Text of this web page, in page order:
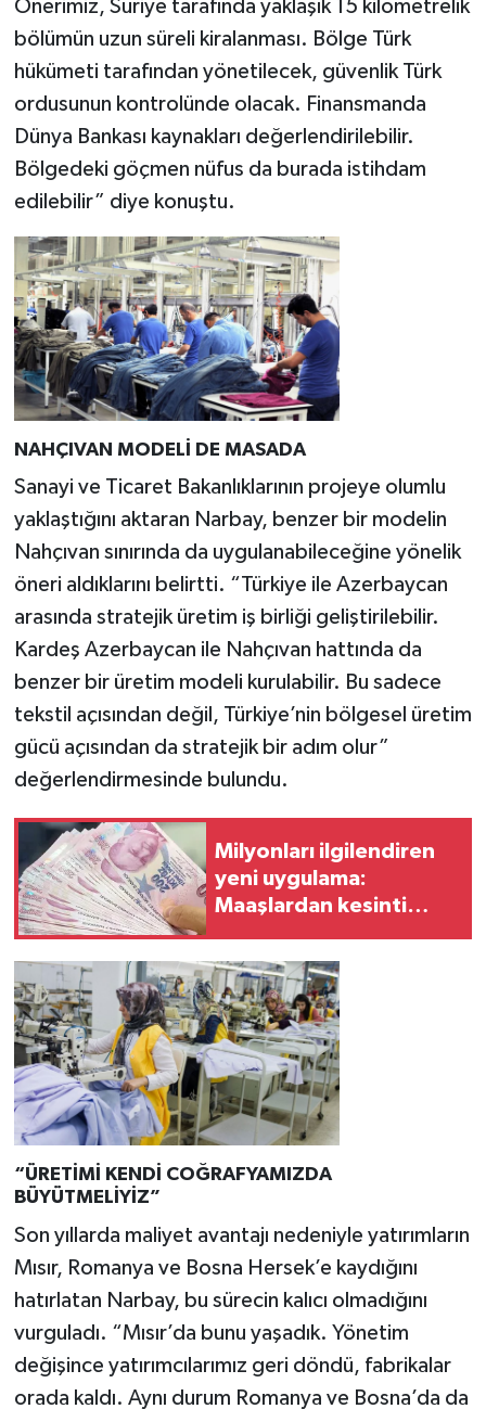
Önerimiz, Suriye tarafında yaklaşık 15 kilometrelik
bölümün uzun süreli kiralanması. Bölge Türk
hükümeti tarafından yönetilecek, güvenlik Türk
ordusunun kontrolünde olacak. Finansmanda
Dünya Bankası kaynakları değerlendirilebilir.
Bölgedeki göçmen nüfus da burada istihdam
edilebilir” diye konuştu.
NAHÇIVAN MODELİ DE MASADA
Sanayi ve Ticaret Bakanlıklarının projeye olumlu
yaklaştığını aktaran Narbay, benzer bir modelin
Nahçıvan sınırında da uygulanabileceğine yönelik
öneri aldıklarını belirtti. “Türkiye ile Azerbaycan
arasında stratejik üretim iş birliği geliştirilebilir.
Kardeş Azerbaycan ile Nahçıvan hattında da
benzer bir üretim modeli kurulabilir. Bu sadece
tekstil açısından değil, Türkiye’nin bölgesel üretim
gücü açısından da stratejik bir adım olur”
değerlendirmesinde bulundu.
Milyonları ilgilendiren
yeni uygulama:
Maaşlardan kesinti
“ÜRETİMİ KENDİ COĞRAFYAMIZDA
BÜYÜTMELİYİZ”
Son yıllarda maliyet avantajı nedeniyle yatırımların
Mısır, Romanya ve Bosna Hersek’e kaydığını
hatırlatan Narbay, bu sürecin kalıcı olmadığını
vurguladı. “Mısır’da bunu yaşadık. Yönetim
değişince yatırımcılarımız geri döndü, fabrikalar
orada kaldı. Aynı durum Romanya ve Bosna’da da